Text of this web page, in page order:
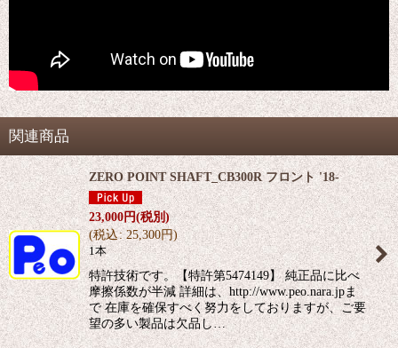
関連商品
ZERO POINT SHAFT_CB300R フロント '18-
23,000円(税別)
(税込: 25,300円)
1本
特許技術です。【特許第5474149】 純正品に比べ
摩擦係数が半減 詳細は、http://www.peo.nara.jpま
で 在庫を確保すべく努力をしておりますが、ご要
望の多い製品は欠品し…